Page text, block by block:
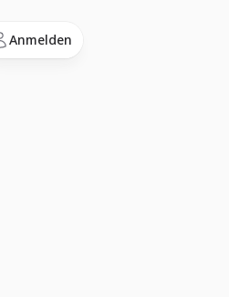
Anmelden